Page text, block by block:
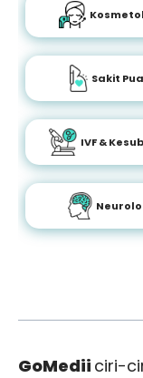
Sakit
IVF &
GoMedii ciri-